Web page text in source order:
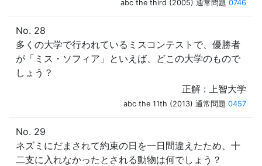
abc the third (2005) 通常問題 0746
No. 28
多くの大学で行われているミスコンテストで、優勝者
が「ミス・ソフィア」といえば、どこの大学のもので
しょう？
正解 : 上智大学
abc the 11th (2013) 通常問題 0457
No. 29
ネズミにだまされて約束の日を一日間違えたため、十
二支に入れなかったとされる動物は何でしょう？